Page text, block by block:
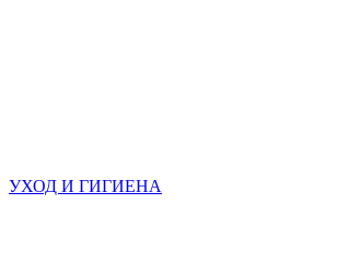
УХОД И ГИГИЕНА